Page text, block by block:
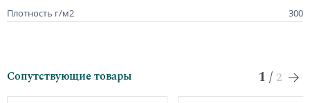
Плотность г/м2
300
Сопутствующие товары 1 / 2